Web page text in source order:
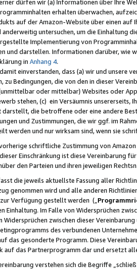
dürfen wir (a) Informationen über Ihre
erhalten überwachen,
auf der Amazon-Website über einen
untersuchen, um die Einhaltung
Implementierung von
und darstellen. Informationen darüber, wie
in Anhang 4.
einverstanden, dass (a) wir und
zu Bedingungen, die von den in dieser
oder mittelbar) Websites oder
stehen, (c) ein Versäumnis unsererseits,
darstellt, die betroffene oder eine andere
und Zustimmungen, die wir ggf. im
werden und nur wirksam sind, wenn sie
schriftliche Zustimmung von
Einschränkung ist diese Vereinbarung
den Parteien und ihren jeweiligen
die jeweils aktuellste Fassung aller
genommen wird und alle anderen
Verfügung gestellt werden („
Einhaltung. Im Falle von Widersprüchen
Widersprüchen zwischen dieser
des verbundenen
das gesonderte Programm. Diese
auf das Partnerprogramm dar und ersetzt
verstehen sich die Begriffe